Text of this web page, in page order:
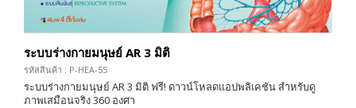
ระบบร่างกายมนุษย์ AR 3 มิติ
รหัสสินค้า : P-HEA-55
ระบบร่างกายมนุษย์ AR 3 มิติ ฟรี! ดาวน์โหลดแอปพลิเคชัน สำหรับดู
ภาพเสมือนจริง 360 องศา